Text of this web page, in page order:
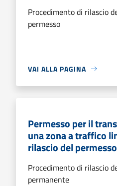
Procedimento di rilascio
permesso
VAI ALLA PAGINA
Permesso per il
una zona a traffico
rilascio del
Procedimento di rilascio
permanente